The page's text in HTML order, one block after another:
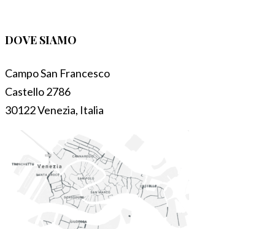
DOVE SIAMO
Campo San Francesco
Castello 2786
30122 Venezia, Italia